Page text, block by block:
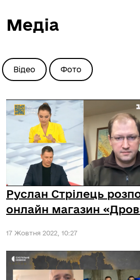
Медіа
Відео Фото
Руслан Стрілець
онлайн магазин
17 Жовтня 2022, 10:27